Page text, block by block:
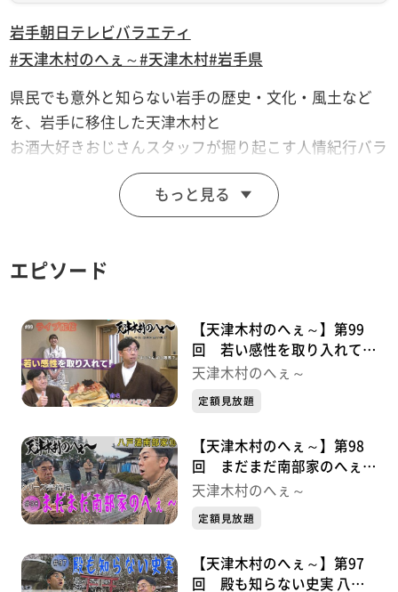
岩手朝日テレビバラエティ
#天津木村のへぇ～#天津木村#岩手県
県民でも意外と知らない岩手の歴史・文化・風土など
を、岩手に移住した天津木村と
お酒大好きおじさんスタッフが掘り起こす人情紀行バラ
思わず「へぇ～」と言ってしまうこと「あると思いま
用に再編集したものです。
もっと見る
エピソード
【天津木村のへぇ～】第99
回 若い感性を取り入れて！
ライブ配信シリーズ①
天津木村のへぇ～
定額見放題
【天津木村のへぇ～】第98
回 まだまだ南部家のへぇ～
八戸藩南部家シリーズ⑩最終
天津木村のへぇ～
定額見放題
【天津木村のへぇ～】第97
回 殿も知らない史実 八戸